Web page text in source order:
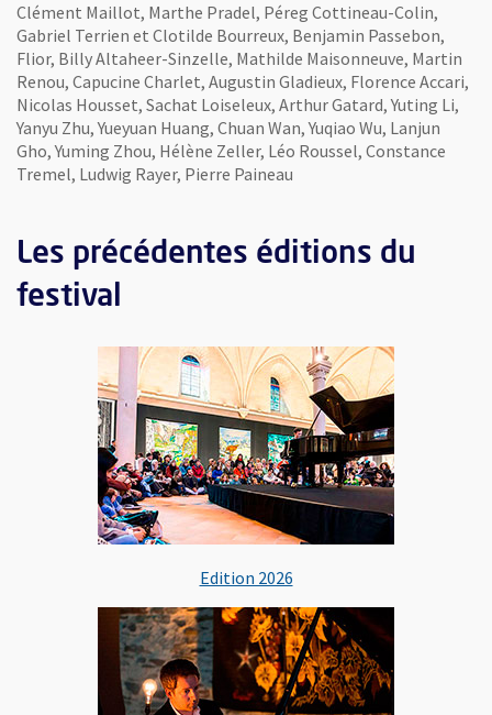
Clément Maillot, Marthe Pradel, Péreg Cottineau-Colin,
Gabriel Terrien et Clotilde Bourreux, Benjamin Passebon,
Flior, Billy Altaheer-Sinzelle, Mathilde Maisonneuve, Martin
Renou, Capucine Charlet, Augustin Gladieux, Florence Accari,
Nicolas Housset, Sachat Loiseleux, Arthur Gatard, Yuting Li,
Yanyu Zhu, Yueyuan Huang, Chuan Wan, Yuqiao Wu, Lanjun
Gho, Yuming Zhou, Hélène Zeller, Léo Roussel, Constance
Tremel, Ludwig Rayer, Pierre Paineau
Les précédentes éditions du
festival
Edition 2026